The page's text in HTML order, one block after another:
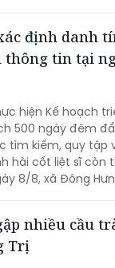
định danh
thông tin tại
hiện Kế hoạch
500 ngày đêm
tìm kiếm, quy tập
hài cốt liệt sĩ còn
8/8, xã Đông
phẩm ADN tại
xác định được
nhiều cầu
Trị